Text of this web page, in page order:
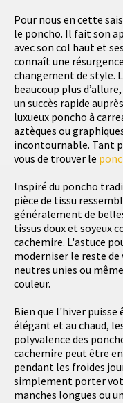
Pour nous en cette
le poncho. Il fait son
avec son col haut et
connaît une
changement de style.
beaucoup plus
un succès rapide
luxueux poncho à
aztèques ou
incontournable. Tant
vous de trouver le
Inspiré du poncho
pièce de tissu
généralement de
tissus doux et soyeux
cachemire. L'astuce
moderniser le reste de
neutres unies ou
couleur.
Bien que l'hiver
élégant et au chaud,
polyvalence des
cachemire peut être
pendant les froides
simplement porter
manches longues ou